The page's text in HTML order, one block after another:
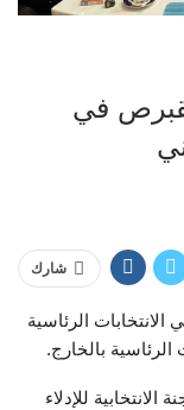
في
شارك
الرئاسية
الرئاسية بالخارج.
للإدلاء